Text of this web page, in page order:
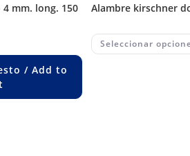
/ Add to
alambre kirschner
Seleccionar